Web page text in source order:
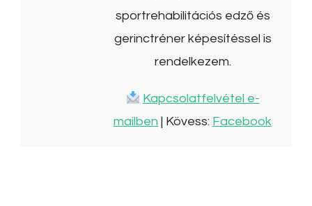
sportrehabilitációs edző és
gerinctréner képesítéssel is
rendelkezem.
Kapcsolatfelvétel e-
mailben | Kövess: Facebook